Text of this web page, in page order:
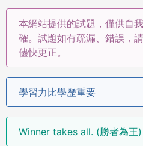
本網站提供的試題，僅供自
確。試題如有疏漏、錯誤，
儘快更正。
學習力比學歷重要
Winner takes all. (勝者為王)